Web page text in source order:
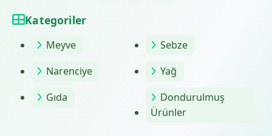
Kategoriler
Meyve
Sebze
Narenciye
Yağ
Gıda
Dondurulmuş
Ürünler